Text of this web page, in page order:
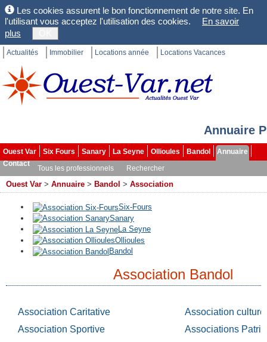
Les cookies assurent le bon fonctionnement de notre site. En
l'utilisant vous acceptez l'utilisation des cookies.
En savoir
plus
Actualités Immobilier Locations année Locations Vacances
Annuaire
Ouest Var Six Fours Sanary La Seyne Ollioules Bandol
Annuaire
Contact
Tous les professionnels Rechercher
Ouest Var > Annuaire > Bandol > Association
Six-Fours
Sanary
La Seyne
Ollioules
Bandol
Association Bandol
Association Caritative
Association
Association Sportive
Associations